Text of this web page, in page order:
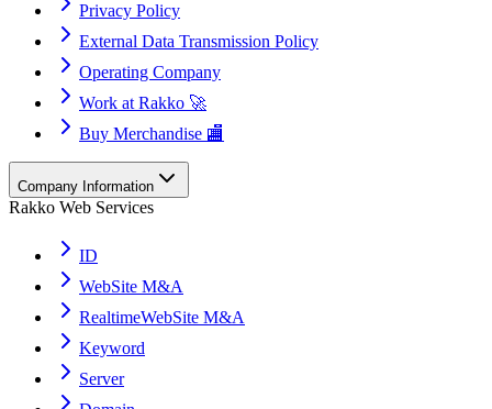
Privacy Policy
External Data Transmission Policy
Operating Company
Work at Rakko 🚀
Buy Merchandise 🏬
Company Information
Rakko Web Services
ID
WebSite M&A
RealtimeWebSite M&A
Keyword
Server